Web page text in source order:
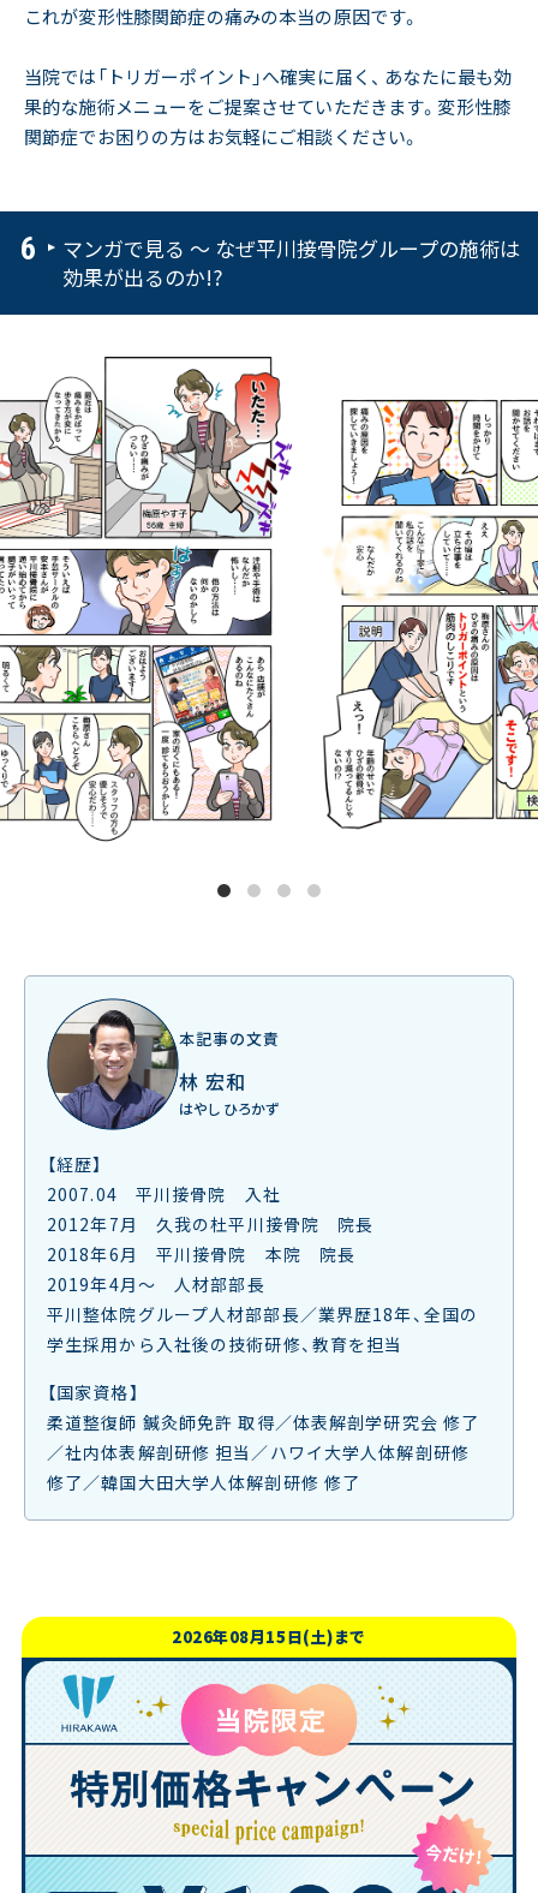
これが変形性膝関節症の痛みの本当の原因です。
当院では「トリガーポイント」へ確実に届く、 あなたに最も効
果的な施術メニューをご提案させていただきます。変形性膝
関節症でお困りの方はお気軽にご相談ください。
マンガで見る 〜 なぜ平川接骨院グループの施術は
効果が出るのか!?
1 2 3 4
本記事の文責
林 宏和
はやし ひろかず
【経歴】
2007.04 平川接骨院 入社
2012年7月 久我の杜平川接骨院 院長
2018年6月 平川接骨院 本院 院長
2019年4月～ 人材部部長
平川整体院グループ人材部部長／業界歴18年、全国の
学生採用から入社後の技術研修、教育を担当
【国家資格】
柔道整復師 鍼灸師免許 取得／体表解剖学研究会 修了
／社内体表解剖研修 担当／ハワイ大学人体解剖研修
修了／韓国大田大学人体解剖研修 修了
2026年08月15日(土)まで